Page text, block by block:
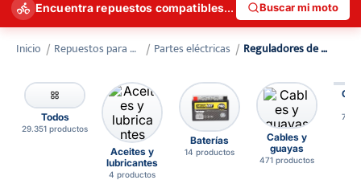
Encuentra repuestos compatibles con tu moto Buscar mi moto
Repuestos para Motos partes eléctricas reguladores de corriente
Todos
29.351 productos
Aceites y
lubricantes
4 productos
Baterías
14 productos
Cables y
guayas
471 productos
7